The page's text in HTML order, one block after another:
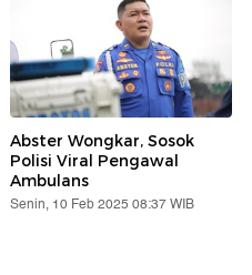
Abster Wongkar, Sosok
Polisi Viral Pengawal
Ambulans
Senin, 10 Feb 2025 08:37 WIB